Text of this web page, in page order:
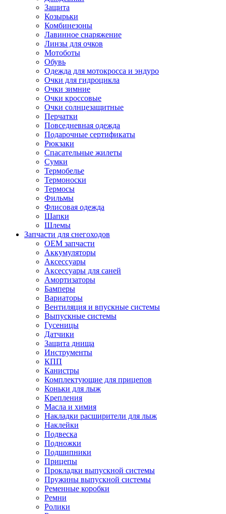
Защита
Козырьки
Комбинезоны
Лавинное снаряжение
Линзы для очков
Мотоботы
Обувь
Одежда для мотокросса и эндуро
Очки для гидроцикла
Очки зимние
Очки кроссовые
Очки солнцезащитные
Перчатки
Повседневная одежда
Подарочные сертификаты
Рюкзаки
Спасательные жилеты
Сумки
Термобелье
Термоноски
Термосы
Фильмы
Флисовая одежда
Шапки
Шлемы
Запчасти для снегоходов
OEM запчасти
Аккумуляторы
Аксессуары
Аксессуары для саней
Амортизаторы
Бамперы
Вариаторы
Вентиляция и впускные системы
Выпускные системы
Гусеницы
Датчики
Защита днища
Инструменты
КПП
Канистры
Комплектующие для прицепов
Коньки для лыж
Крепления
Масла и химия
Накладки расширители для лыж
Наклейки
Подвеска
Подножки
Подшипники
Прицепы
Прокладки выпускной системы
Пружины выпускной системы
Ременные коробки
Ремни
Ролики